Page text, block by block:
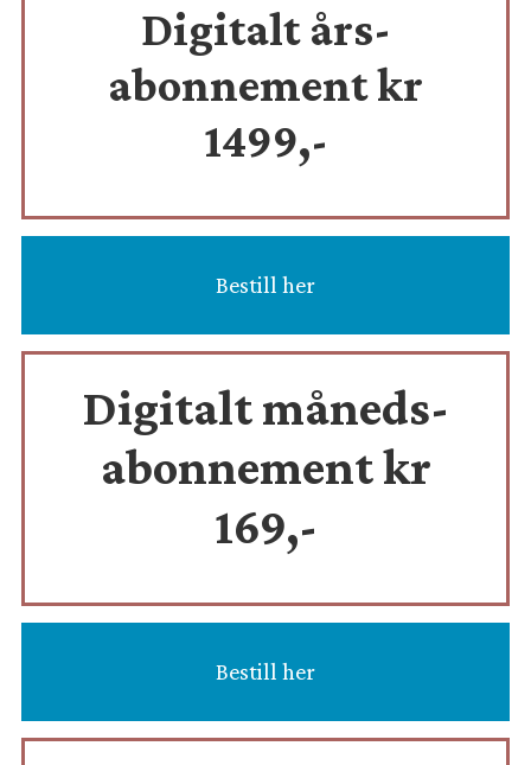
Digitalt års-
abonnement kr
1499,-
Bestill her
Digitalt måneds-
abonnement kr
169,-
Bestill her